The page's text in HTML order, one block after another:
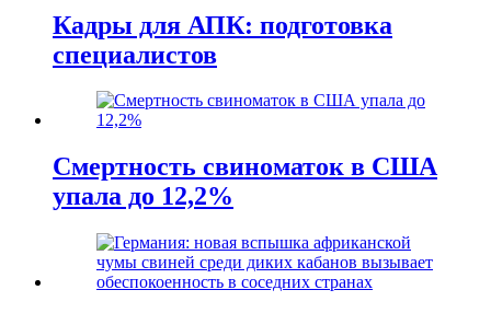
Кадры для АПК: подготовка
специалистов
Смертность свиноматок в США
упала до 12,2%